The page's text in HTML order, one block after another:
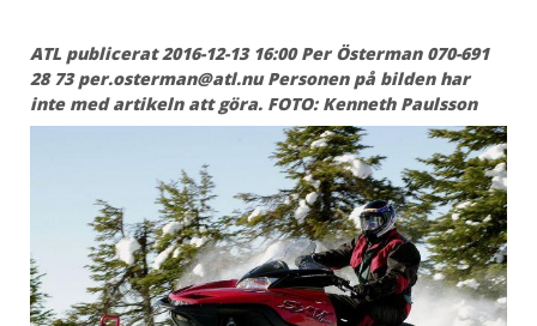
ATL publicerat 2016-12-13 16:00 Per Österman 070-691
28 73 per.osterman@atl.nu Personen på bilden har
inte med artikeln att göra. FOTO: Kenneth Paulsson